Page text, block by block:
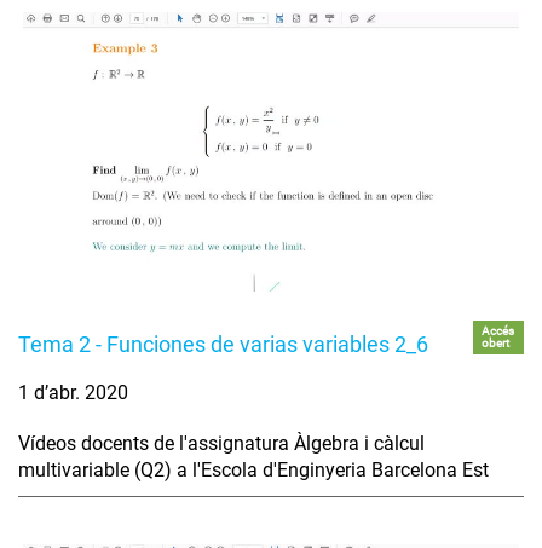
Tema 2 - Funciones de varias variables 2_6
Accés
obert
1 d’abr. 2020
Vídeos docents de l'assignatura Àlgebra i càlcul
multivariable (Q2) a l'Escola d'Enginyeria Barcelona Est